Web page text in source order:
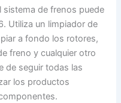
de frenos puede
Utiliza un limpiador de
a fondo los rotores,
freno y cualquier otro
de seguir todas las
los productos